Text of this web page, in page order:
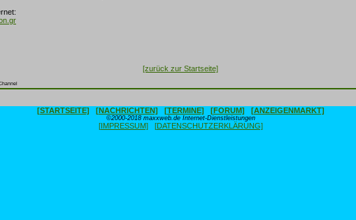
[zurück zur Startseite]
[STARTSEITE] [NACHRICHTEN] [TERMINE] [FORUM] [ANZEIGENMARKT]
©2000-2018 maxxweb.de Internet-Dienstleistungen
[IMPRESSUM] [DATENSCHUTZERKLÄRUNG]